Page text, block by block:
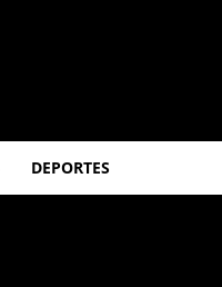
DEPORTES